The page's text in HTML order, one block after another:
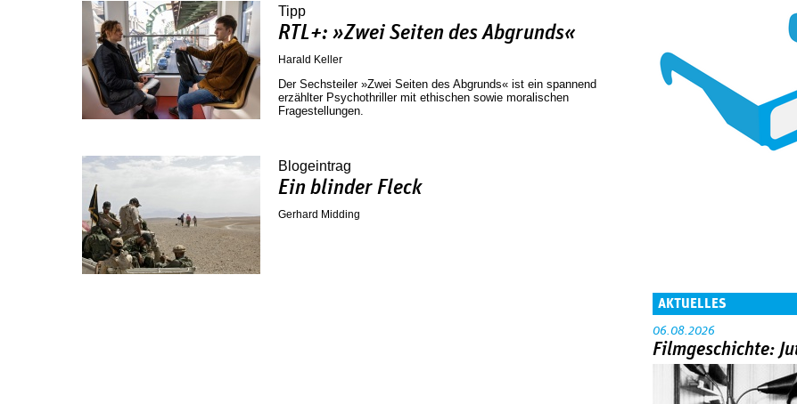
Tipp
RTL+: »Zwei Seiten des Abgrunds«
Harald Keller
Der Sechsteiler »Zwei Seiten des Abgrunds« ist ein spannend
erzählter Psychothriller mit ethischen sowie moralischen
Fragestellungen.
Blogeintrag
Ein blinder Fleck
Gerhard Midding
AKTUELLES
06.08.2026
Filmgeschichte: